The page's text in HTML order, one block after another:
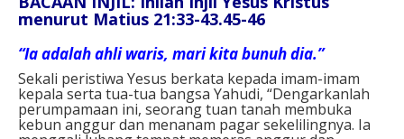
menurut Matius 21:33-43.45-46
“Ia adalah ahli waris, mari kita bunuh dia.”
Sekali peristiwa Yesus berkata kepada imam-imam
kepala serta tua-tua bangsa Yahudi, “Dengarkanlah
perumpamaan ini, seorang tuan tanah membuka
kebun anggur dan menanam pagar sekelilingnya. Ia